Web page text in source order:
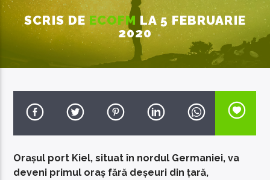
ACUM ÎN DIRECT
NO TITLES AVAILABLE
EcoFM Chisinau
SCRIS DEECOFM LA 5 FEBRUARIE
2020
Orașul port Kiel, situat în nordul Germaniei, va
deveni primul oraș fără deșeuri din țară,